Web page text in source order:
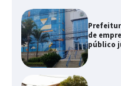
de
público